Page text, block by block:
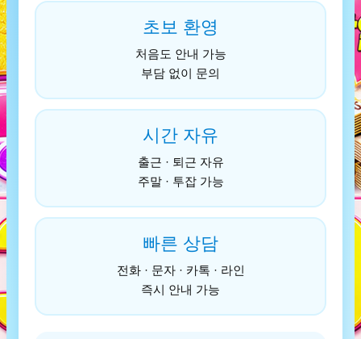
초보 환영
처음도 안내 가능
부담 없이 문의
시간 자유
출근 · 퇴근 자유
주말 · 투잡 가능
빠른 상담
전화 · 문자 · 카톡 · 라인
즉시 안내 가능